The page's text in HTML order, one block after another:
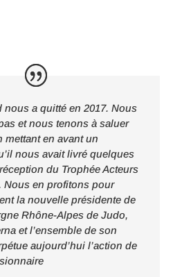
nous a quitté en 2017. Nous
et nous tenons à saluer
mettant en avant un
nous avait livré quelques
du Trophée Acteurs
Nous en profitons pour
la nouvelle présidente de
Rhône-Alpes de Judo,
et l’ensemble de son
aujourd’hui l’action de